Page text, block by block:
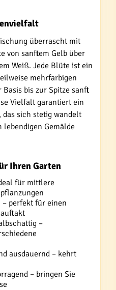
überrascht mit
von sanftem Gelb über
Weiß. Jede Blüte ist ein
mehrfarbigen
bis zur Spitze sanft
Vielfalt garantiert ein
sich stetig wandelt
lebendigen Gemälde
Ihren Garten
für mittlere
perfekt für einen
–
ausdauernd – kehrt
– bringen Sie